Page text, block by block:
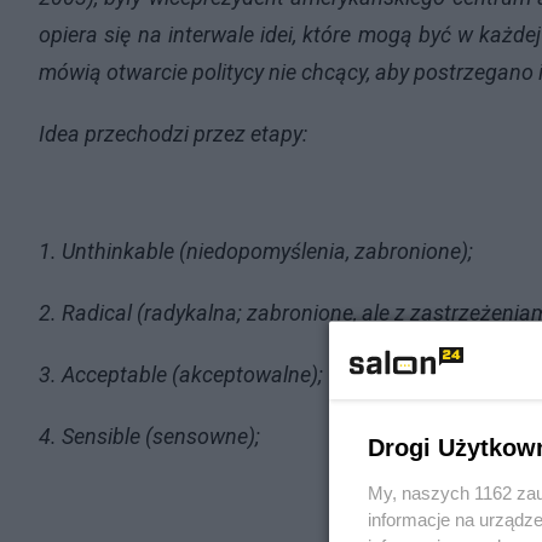
opiera się na interwale idei, które mogą być w
mówią otwarcie politycy nie chcący, aby postrzegano
Idea przechodzi przez etapy:
1. Unthinkable (niedopomyślenia, zabronione);
2. Radical (radykalna; zabronione, ale z
3. Acceptable (akceptowalne);
4. Sensible (sensowne); Drogi
My, naszych 1162
informacje na